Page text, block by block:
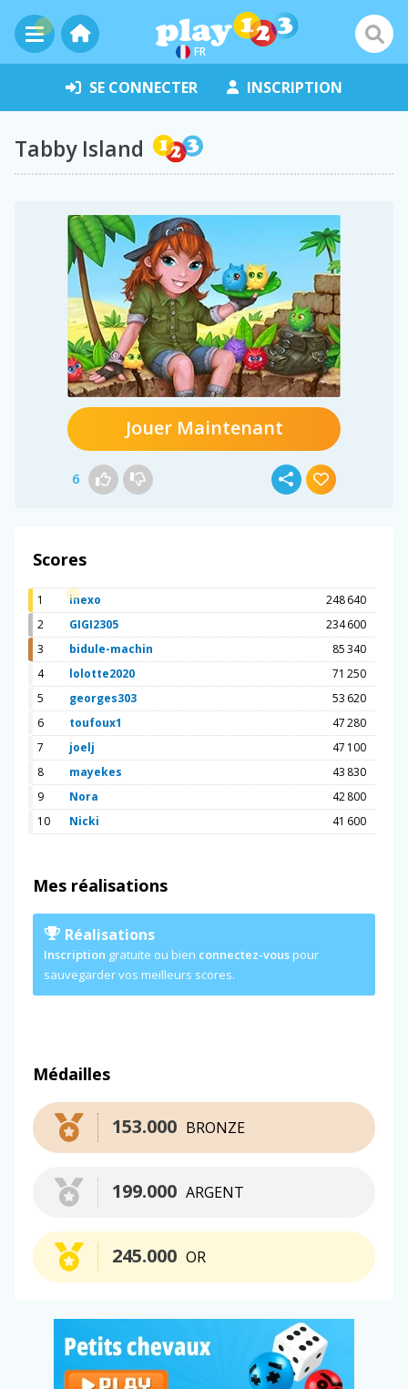
FR
SE CONNECTER INSCRIPTION
Tabby Island
Jouer Maintenant
6
Scores
1 inexo
248 640
2
GIGI2305
234 600
3
bidule-machin
85 340
4
lolotte2020
71 250
5
georges303
53 620
6
toufoux1
47 280
7
joelj
47 100
8
mayekes
43 830
9
Nora
42 800
10
Nicki 41 600
Mes réalisations
Réalisations
Inscription gratuite ou bien connectez-vous pour
sauvegarder vos meilleurs scores.
Médailles
BRONZE
153.000
ARGENT
199.000
OR
245.000